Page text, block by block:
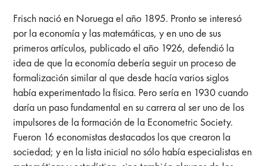
Frisch nació en Noruega el año 1895. Pronto se interesó
por la economía y las matemáticas, y en uno de sus
primeros artículos, publicado el año 1926, defendió la
idea de que la economía debería seguir un proceso de
formalización similar al que desde hacía varios siglos
había experimentado la física. Pero sería en 1930 cuando
daría un paso fundamental en su carrera al ser uno de los
impulsores de la formación de la Econometric Society.
Fueron 16 economistas destacados los que crearon la
sociedad; y en la lista inicial no sólo había especialistas en